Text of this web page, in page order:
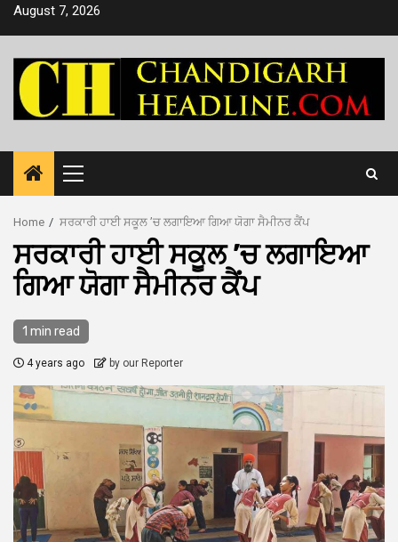
SkipAugust 7, 2026
Primary
Menu
Home ਸਰਕਾਰੀ ਹਾਈ ਸਕੂਲ ’ਚ ਲਗਾਇਆ ਗਿਆ ਯੋਗਾ ਸੈਮੀਨਰ ਕੈਂਪ
ਸਰਕਾਰੀ ਹਾਈ ਸਕੂਲ ’ਚ ਲਗਾਇਆ
ਗਿਆ ਯੋਗਾ ਸੈਮੀਨਰ ਕੈਂਪ
1 min read
4 years ago by our Reporter